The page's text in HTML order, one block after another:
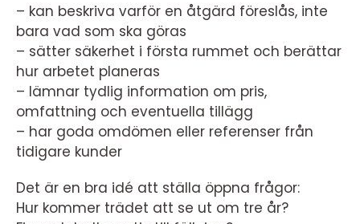
– kan beskriva varför en åtgärd föreslås, inte
bara vad som ska göras
– sätter säkerhet i första rummet och berättar
hur arbetet planeras
– lämnar tydlig information om pris,
omfattning och eventuella tillägg
– har goda omdömen eller referenser från
tidigare kunder
Det är en bra idé att ställa öppna frågor:
Hur kommer trädet att se ut om tre år?